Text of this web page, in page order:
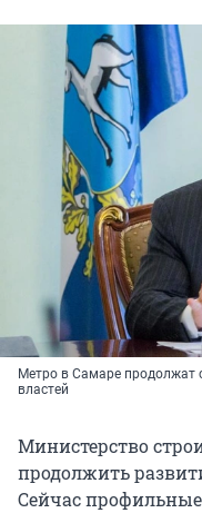
Метро в Самаре продолжат
властей
Министерство
продолжить
Сейчас